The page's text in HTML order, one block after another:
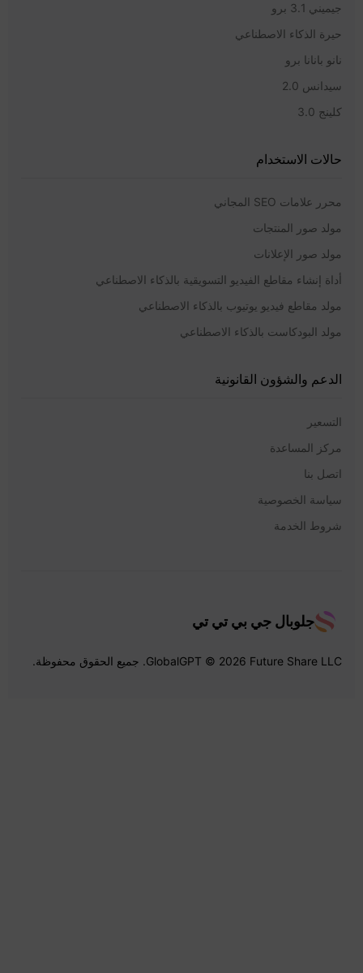
جيميني 3.1 برو
حيرة الذكاء الاصطناعي
نانو بانانا برو
سيدانس 2.0
كلينج 3.0
حالات الاستخدام
محرر علامات SEO المجاني
مولد صور المنتجات
مولد صور الإعلانات
أداة إنشاء مقاطع الفيديو التسويقية بالذكاء الاصطناعي
مولد مقاطع فيديو يوتيوب بالذكاء الاصطناعي
مولد البودكاست بالذكاء الاصطناعي
الدعم والشؤون القانونية
التسعير
مركز المساعدة
اتصل بنا
سياسة الخصوصية
شروط الخدمة
جلوبال جي بي تي تي
GlobalGPT © 2026 Future Share LLC. جميع الحقوق محفوظة.